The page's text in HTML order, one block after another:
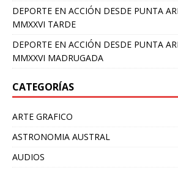
DEPORTE EN ACCIÓN DESDE PUNTA
MMXXVI TARDE
DEPORTE EN ACCIÓN DESDE PUNTA
MMXXVI MADRUGADA
CATEGORÍAS
ARTE GRAFICO
ASTRONOMIA AUSTRAL
AUDIOS